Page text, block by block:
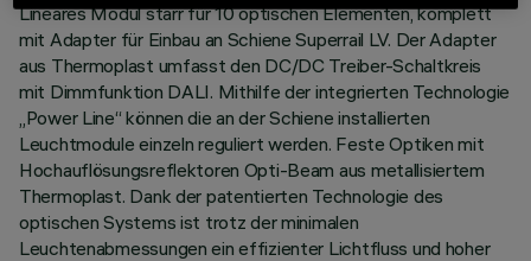
Lineares Modul starr für 10 optischen Elementen, komplett
mit Adapter für Einbau an Schiene Superrail LV. Der Adapter
aus Thermoplast umfasst den DC/DC Treiber-Schaltkreis
mit Dimmfunktion DALI. Mithilfe der integrierten Technologie
„Power Line“ können die an der Schiene installierten
Leuchtmodule einzeln reguliert werden. Feste Optiken mit
Hochauflösungsreflektoren Opti-Beam aus metallisiertem
Thermoplast. Dank der patentierten Technologie des
optischen Systems ist trotz der minimalen
Leuchtenabmessungen ein effizienter Lichtfluss und hoher